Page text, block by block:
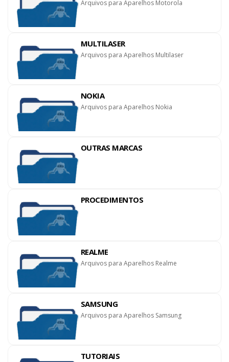
Arquivos para Aparelhos Motorola
MULTILASER
Arquivos para Aparelhos Multilaser
NOKIA
Arquivos para Aparelhos Nokia
OUTRAS MARCAS
PROCEDIMENTOS
REALME
Arquivos para Aparelhos Realme
SAMSUNG
Arquivos para Aparelhos Samsung
TUTORIAIS